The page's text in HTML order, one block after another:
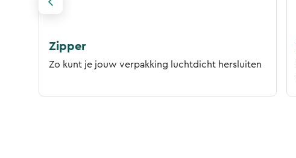
Zipper
Zo kunt je jouw verpakking luchtdicht hersluiten